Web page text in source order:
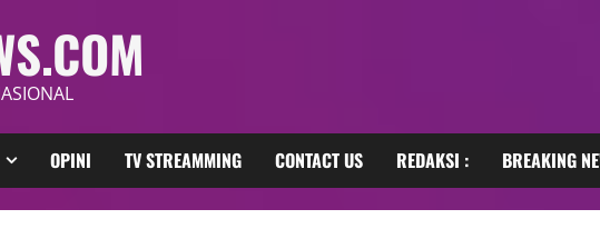
OPINI TV STREAMMING CONTACT US REDAKSI : BREAKING